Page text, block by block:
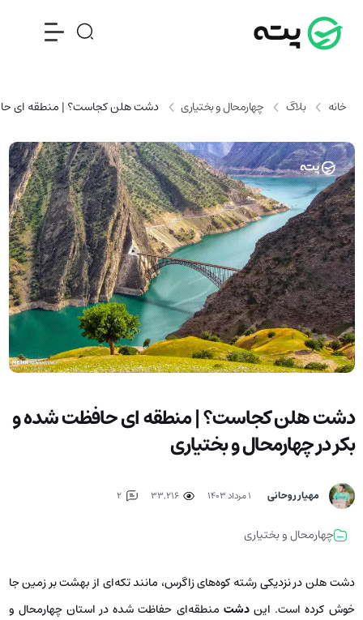
خانه بلاگ چهارمحال و بختیاری دشت هلن كجاست؟ | منطقه ای
دشت هلن كجاست؟ | منطقه ای حافظت شده و
بکر در چهارمحال و بختیاری
مهیار روحانی ۱ مرداد ۱۴۰۳ 33,216
2
چهارمحال و بختیاری
دشت هلن در نزدیکی رشته کوه‌های زاگرس، مانند تکه‌ای از بهشت بر زمین جا
خوش کرده است. ایندشت منطقه‌ای حفاظت شده در استان چهارمحال و